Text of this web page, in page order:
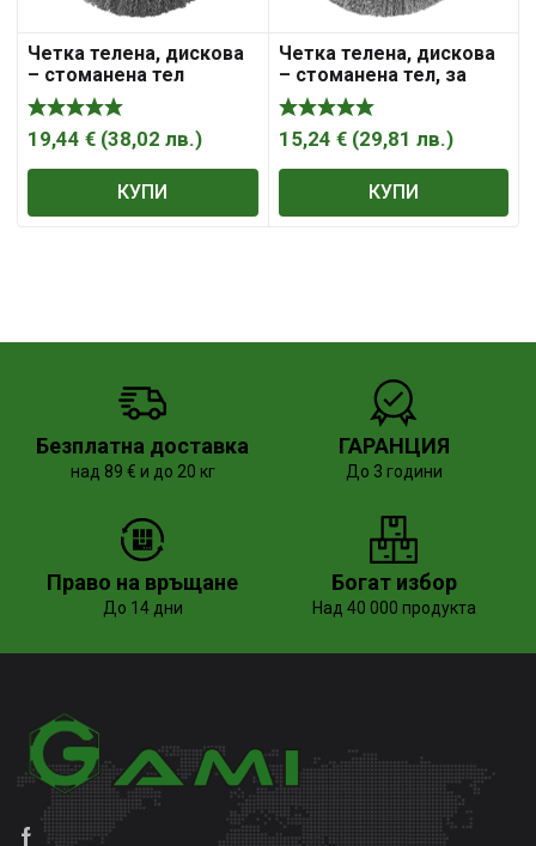
Четка телена, дискова
– стоманена тел
ф180х38х20 мм, 4182
19,44 € (38,02 лв.)
КУПИ
Четка телена, дискова
– стоманена тел, за
шмиргел, ф 150х38х20
мм,
15,24 € (29,81 лв.)
КУПИ
Безплатна доставка
над 89 € и до 20 кг
ГАРАНЦИЯ
До 3 години
Право на връщане
До 14 дни
Богат избор
Над 40 000 продукта